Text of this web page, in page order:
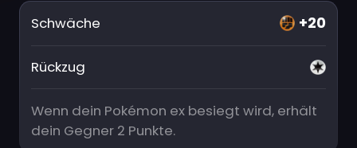
Schwäche +20
Rückzug
Wenn dein Pokémon ex besiegt wird, erhält
dein Gegner 2 Punkte.